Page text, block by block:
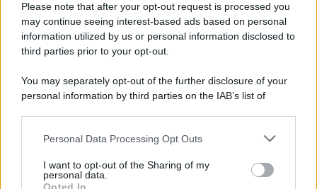
Please note that after your opt-out request is processed you
may continue seeing interest-based ads based on personal
information utilized by us or personal information disclosed to
third parties prior to your opt-out.
You may separately opt-out of the further disclosure of your
personal information by third parties on the IAB’s list of
This information may also be disclosed by us to third parties
disclose it to other third parties.
Personal Data Processing Opt Outs
I want to opt-out of the Sharing of my
personal data.
ISCRIZIONE AL ROC N. 35792 – ISCRITTA ALL’ANSO
(ASSOCIAZIONE NAZIONALE STAMPA ONLINE)
PREFERENZE PRIVACY